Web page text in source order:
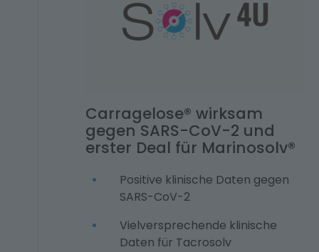
Carragelose® wirksam
gegen SARS-CoV-2 und
erster Deal für Marinosolv®
Positive klinische Daten gegen
SARS-CoV-2
Vielversprechende klinische
Daten für Tacrosolv